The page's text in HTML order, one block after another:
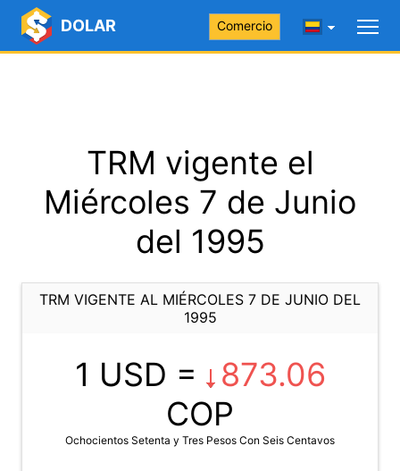
DOLAR Comercio
TRM vigente el
Miércoles 7 de Junio
del 1995
TRM VIGENTE AL MIÉRCOLES 7 DE JUNIO DEL
1995
1 USD =
873.06
COP
Ochocientos Setenta y Tres Pesos Con Seis Centavos